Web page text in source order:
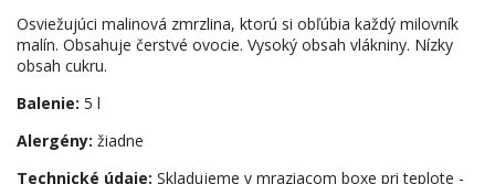
Osviežujúci malinová zmrzlina, ktorú si obľúbia každý milovník
malín. Obsahuje čerstvé ovocie. Vysoký obsah vlákniny. Nízky
obsah cukru.
Balenie: 5 l
Alergény: žiadne
Technické údaje: Skladujeme v mraziacom boxe pri teplote -